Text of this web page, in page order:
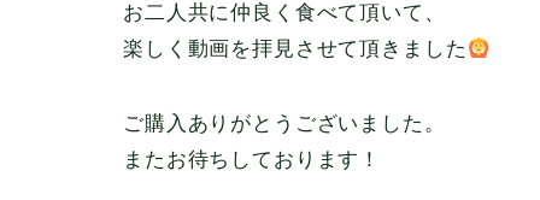
お二人共に仲良く食べて頂いて、
楽しく動画を拝見させて頂きました
ご購入ありがとうございました。
またお待ちしております！